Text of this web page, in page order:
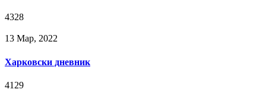
4328
13 Мар, 2022
Харковски дневник
4129